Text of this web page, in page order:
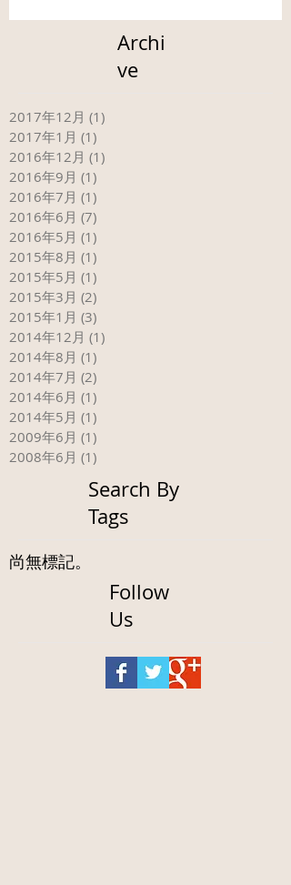
Archi
ve
2017年12月 (1)
2017年1月 (1)
2016年12月 (1)
2016年9月 (1)
2016年7月 (1)
2016年6月 (7)
2016年5月 (1)
2015年8月 (1)
2015年5月 (1)
2015年3月 (2)
2015年1月 (3)
2014年12月 (1)
2014年8月 (1)
2014年7月 (2)
2014年6月 (1)
2014年5月 (1)
2009年6月 (1)
2008年6月 (1)
Search By
Tags
尚無標記。
Follow
Us